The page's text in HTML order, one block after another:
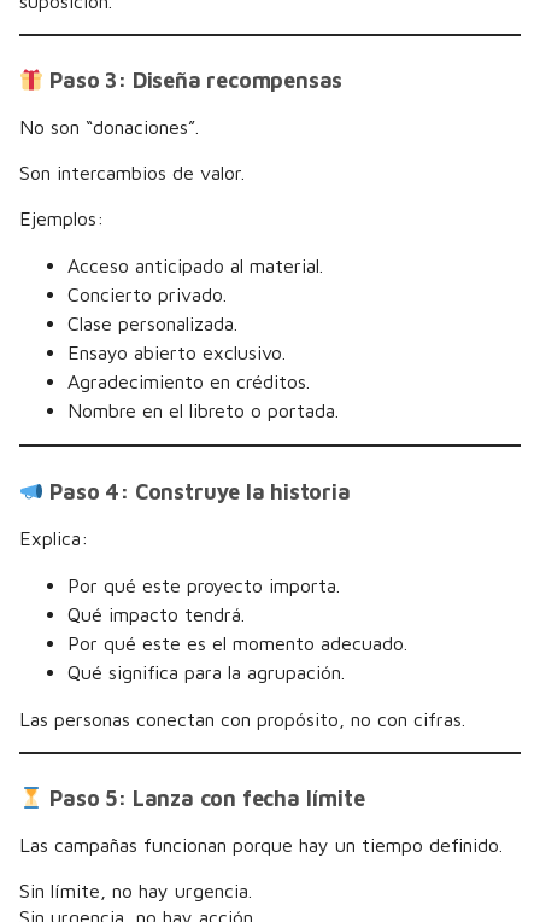
Paso 3: Diseña recompensas
No son “donaciones”.
Son intercambios de valor.
Ejemplos:
Acceso anticipado al material.
Concierto privado.
Clase personalizada.
Ensayo abierto exclusivo.
Agradecimiento en créditos.
Nombre en el libreto o portada.
Paso 4: Construye la historia
Explica:
Por qué este proyecto importa.
Qué impacto tendrá.
Por qué este es el momento adecuado.
Qué significa para la agrupación.
Las personas conectan con propósito, no con cifras.
Paso 5: Lanza con fecha límite
Las campañas funcionan porque hay un tiempo definido.
Sin límite, no hay urgencia.
Sin urgencia, no hay acción.